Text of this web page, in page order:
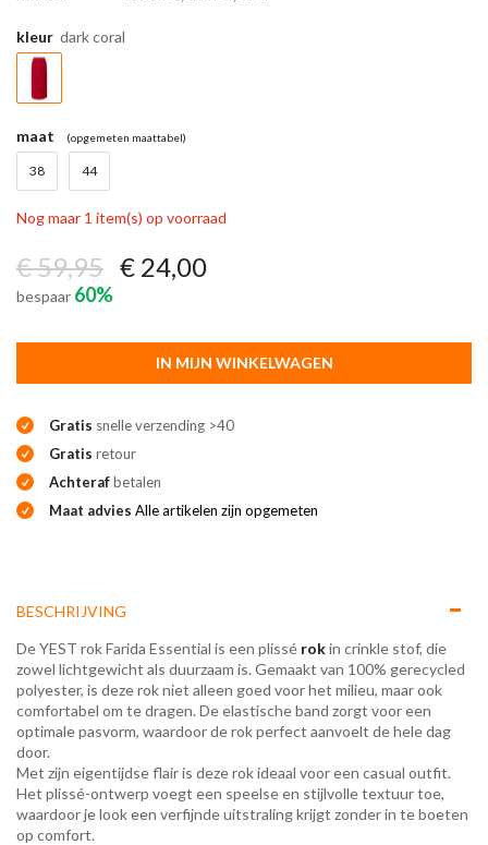
kleur dark coral
maat (opgemeten maattabel)
38 44
Nog maar 1 item(s) op voorraad
€ 59,95 € 24,00
bespaar 60%
IN MIJN WINKELWAGEN
Gratis snelle verzending >40
Gratis retour
Achterafbetalen
Maat advies Alle artikelen zijn opgemeten
BESCHRIJVING
De YEST rok Farida Essential is een plissé rokin crinkle stof, die
zowel lichtgewicht als duurzaam is. Gemaakt van 100% gerecycled
polyester, is deze rok niet alleen goed voor het milieu, maar ook
comfortabel om te dragen. De elastische band zorgt voor een
optimale pasvorm, waardoor de rok perfect aanvoelt de hele dag
door.
Met zijn eigentijdse flair is deze rok ideaal voor een casual outfit.
Het plissé-ontwerp voegt een speelse en stijlvolle textuur toe,
waardoor je look een verfijnde uitstraling krijgt zonder in te boeten
op comfort.